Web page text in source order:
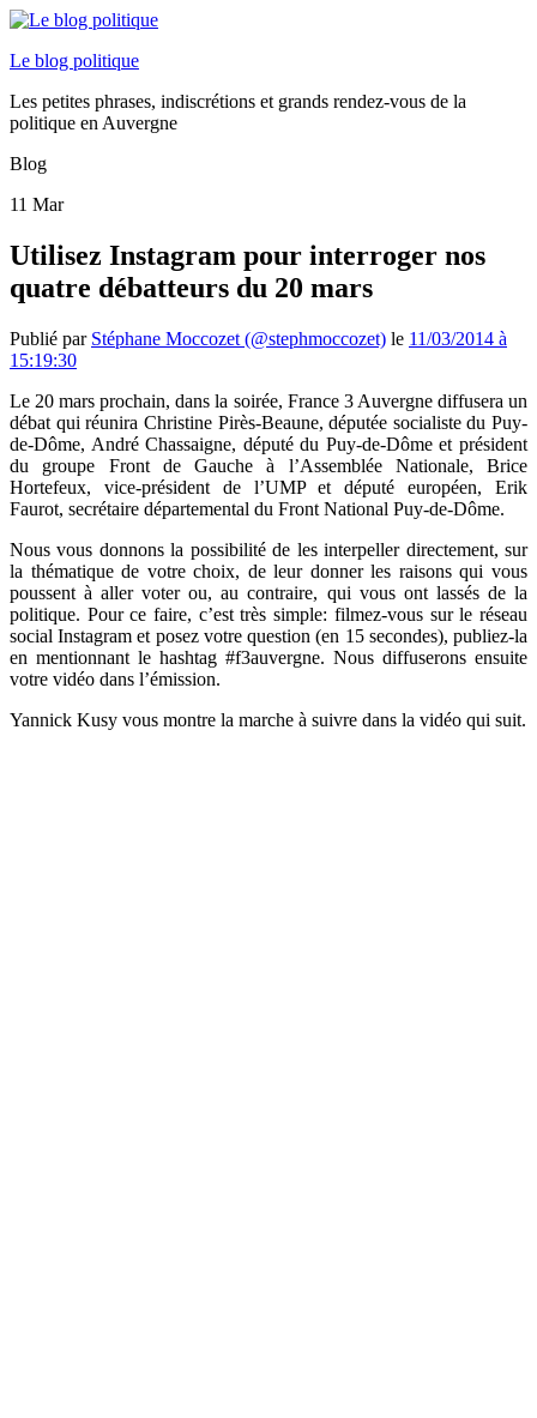
Le blog politique
Les petites phrases, indiscrétions et grands rendez-vous de la
politique en Auvergne
Blog
11 Mar
Utilisez Instagram pour interroger nos
quatre débatteurs du 20 mars
Publié par Stéphane Moccozet (@stephmoccozet) le 11/03/2014 à
15:19:30
Le 20 mars prochain, dans la soirée, France 3 Auvergne diffusera un
débat qui réunira Christine Pirès-Beaune, députée socialiste du Puy-
de-Dôme, André Chassaigne, député du Puy-de-Dôme et président
du groupe Front de Gauche à l’Assemblée Nationale, Brice
Hortefeux, vice-président de l’UMP et député européen, Erik
Faurot, secrétaire départemental du Front National Puy-de-Dôme.
Nous vous donnons la possibilité de les interpeller directement, sur
la thématique de votre choix, de leur donner les raisons qui vous
poussent à aller voter ou, au contraire, qui vous ont lassés de la
politique. Pour ce faire, c’est très simple: filmez-vous sur le réseau
social Instagram et posez votre question (en 15 secondes), publiez-la
en mentionnant le hashtag #f3auvergne. Nous diffuserons ensuite
votre vidéo dans l’émission.
Yannick Kusy vous montre la marche à suivre dans la vidéo qui suit.